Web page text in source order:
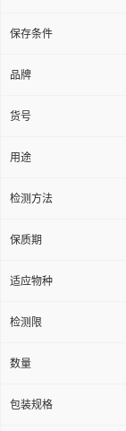
保存条件
品牌
货号
用途
检测方法
保质期
适应物种
检测限
数量
包装规格